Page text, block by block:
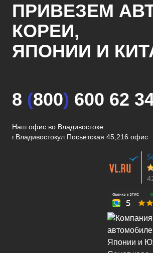
ПРИВЕЗЕМ
КОРЕИ,
ЯПОНИИ И
8 (800) 600 62
Наш офис во Владивостоке:
г.Владивостокул.Посьетская 45,216 офис